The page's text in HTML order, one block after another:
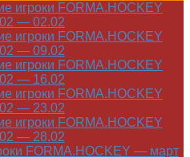
игроки FORMA.HOCKEY
— 02.02
игроки FORMA.HOCKEY
— 09.02
игроки FORMA.HOCKEY
— 16.02
игроки FORMA.HOCKEY
— 23.02
игроки FORMA.HOCKEY
— 28.02
FORMA.HOCKEY — март